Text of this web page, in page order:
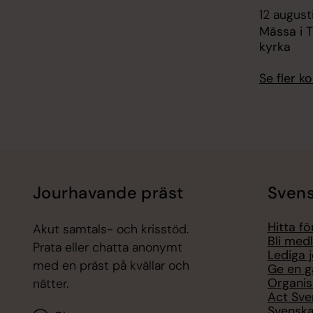
12
Mässa i
kyrka
Se fler
Jourhavande präst
Akut samtals- och krisstöd.
Prata eller chatta anonymt
med en präst på kvällar och
nätter.
Hitta
Bli
Lediga
Ge en
Act